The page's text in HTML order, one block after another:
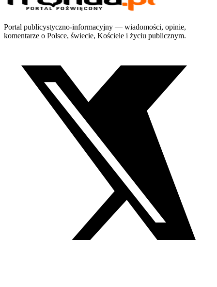
Portal publicystyczno-informacyjny — wiadomości, opinie,
komentarze o Polsce, świecie, Kościele i życiu publicznym.